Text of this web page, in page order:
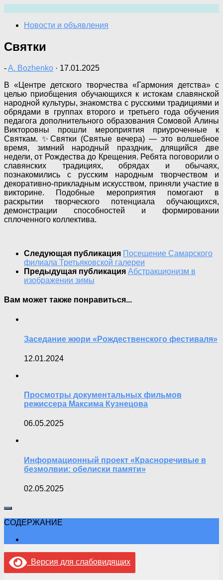
содержимому
Новости и объявления
Святки
-A. Bozhenko · 17.01.2025
В «Центре детского творчества «Гармония детства» с
целью приобщения обучающихся к истокам славянской
народной культуры, знакомства с русскими традициями и
обрядами в группах второго и третьего года обучения
педагога дополнительного образования Сомовой Алины
Викторовны прошли мероприятия приуроченные к
Святкам. ✨️Святки (Святые вечера) — это волшебное
время, зимний народный праздник, длящийся две
недели, от Рождества до Крещения. Ребята поговорили о
славянских традициях, обрядах и обычаях,
познакомились с русским народным творчеством и
декоративно-прикладным искусством, приняли участие в
викторине. Подобные мероприятия помогают в
раскрытии творческого потенциала обучающихся,
демонстрации способностей и формировании
сплоченного коллектива.
Следующая публикация Посещение Самарского
филиала Третьяковской галереи
Предыдущая публикация Абстракционизм в
изображении зимы
Вам может также понравиться...
Заседание жюри «Рождественского фестиваля»
12.01.2024
Просмотры документальных фильмов
режиссера Максима Кузнецова
06.05.2025
Информационный проект «Красноречивые в
безмолвии: обелиски памяти»
02.05.2025
СОДЕРЖАНИЕ
Версия для слабовидящих